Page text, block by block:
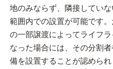
地のみならず、隣接してい
範囲内での設置が可能です
の一部譲渡によってライフ
なった場合には、その分割
備を設置することが認められ